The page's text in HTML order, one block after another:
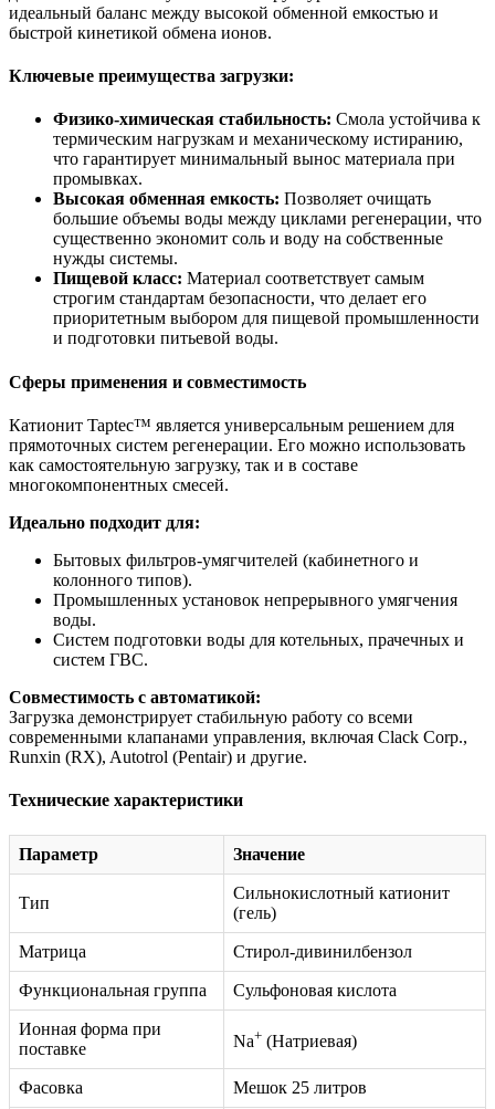
идеальный баланс между высокой обменной емкостью и
быстрой кинетикой обмена ионов.
Ключевые преимущества загрузки:
Физико-химическая стабильность: Смола устойчива к
термическим нагрузкам и механическому истиранию,
что гарантирует минимальный вынос материала при
промывках.
Высокая обменная емкость: Позволяет очищать
большие объемы воды между циклами регенерации, что
существенно экономит соль и воду на собственные
нужды системы.
Пищевой класс: Материал соответствует самым
строгим стандартам безопасности, что делает его
приоритетным выбором для пищевой промышленности
и подготовки питьевой воды.
Сферы применения и совместимость
Катионит Taptec™ является универсальным решением для
прямоточных систем регенерации. Его можно использовать
как самостоятельную загрузку, так и в составе
многокомпонентных смесей.
Идеально подходит для:
Бытовых фильтров-умягчителей (кабинетного и
колонного типов).
Промышленных установок непрерывного умягчения
воды.
Систем подготовки воды для котельных, прачечных и
систем ГВС.
Совместимость с автоматикой:
Загрузка демонстрирует стабильную работу со всеми
современными клапанами управления, включая Clack Corp.,
Runxin (RX), Autotrol (Pentair) и другие.
Технические характеристики
Параметр Значение
Тип
Сильнокислотный катионит
(гель)
Матрица Стирол-дивинилбензол
Функциональная группа Сульфоновая кислота
Ионная форма при
поставке
Na+ (Натриевая)
Фасовка Мешок 25 литров